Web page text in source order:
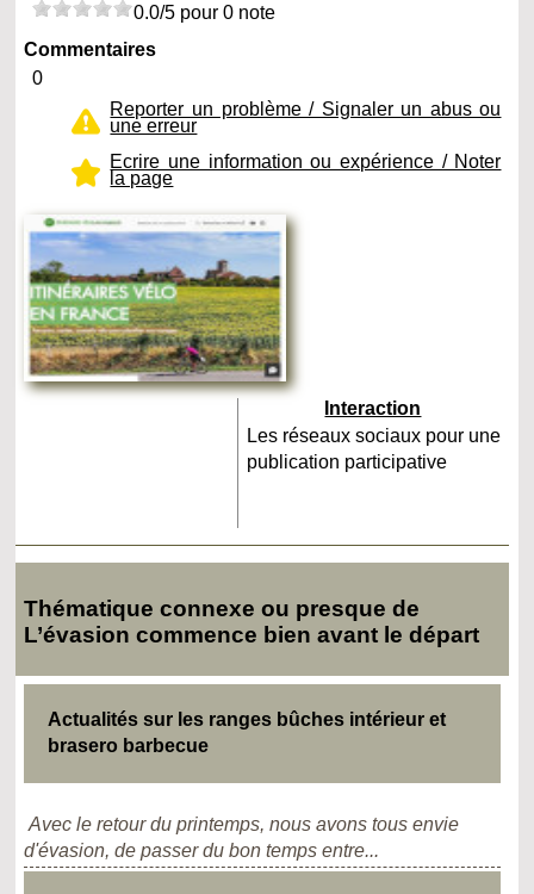
0.0/5 pour 0 note
Commentaires
0
Reporter un problème / Signaler un abus ou
une erreur
Ecrire une information ou expérience / Noter
la page
Interaction
Les réseaux sociaux pour une
publication participative
Thématique connexe ou presque de
L’évasion commence bien avant le départ
Actualités sur les ranges bûches intérieur et
brasero barbecue
Avec le retour du printemps, nous avons tous envie
d'évasion, de passer du bon temps entre...